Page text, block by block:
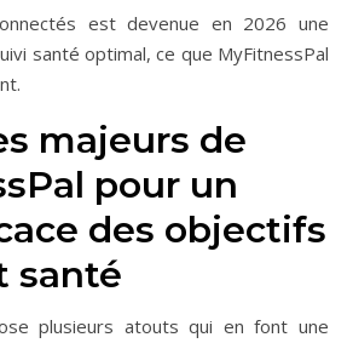
est devenue en 2026 une
santé optimal, ce que MyFitnessPal
majeurs de
pour un
des objectifs
santé
plusieurs atouts qui en font une